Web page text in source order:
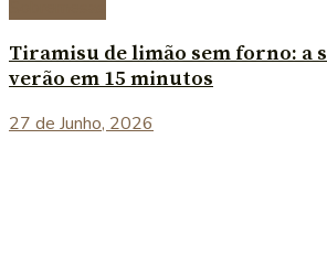
Tiramisu de limão sem forno: a
verão em 15 minutos
27 de Junho, 2026